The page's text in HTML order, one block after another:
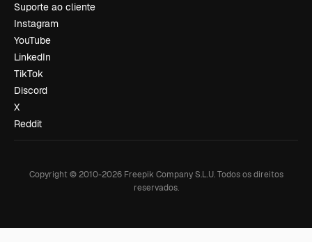
Suporte ao cliente
Instagram
YouTube
LinkedIn
TikTok
Discord
X
Reddit
Copyright © 2010-2026Freepik Company S.L.U. Todos os direitos
reservados.